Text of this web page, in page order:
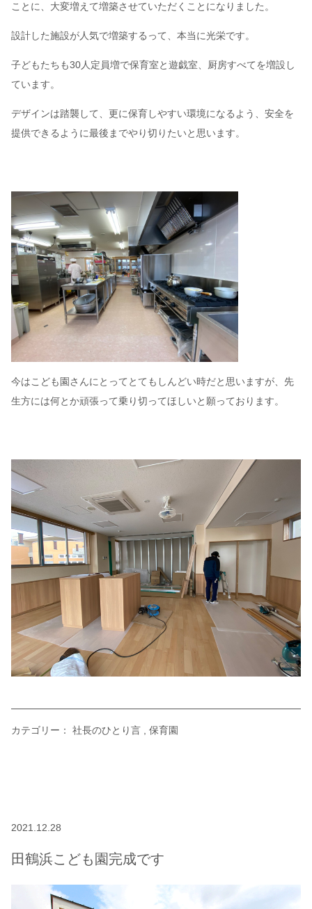
ことに、大変増えて増築させていただくことになりました。
設計した施設が人気で増築するって、本当に光栄です。
子どもたちも30人定員増で保育室と遊戯室、厨房すべてを増設し
ています。
デザインは踏襲して、更に保育しやすい環境になるよう、安全を
提供できるように最後までやり切りたいと思います。
今はこども園さんにとってとてもしんどい時だと思いますが、先
生方には何とか頑張って乗り切ってほしいと願っております。
カテゴリー： 社長のひとり言 保育園
2021.12.28
田鶴浜こども園完成です